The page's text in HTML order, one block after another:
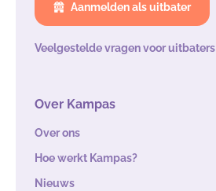
Aanmelden als uitbater
Veelgestelde vragen voor uitbaters
Over Kampas
Over ons
Hoe werkt Kampas?
Nieuws